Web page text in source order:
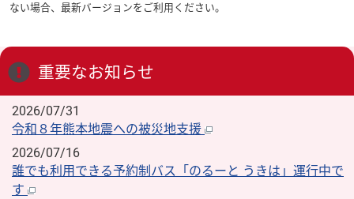
ない場合、最新バージョンをご利用ください。
重要なお知らせ
2026/07/31
令和８年熊本地震への被災地支援
2026/07/16
誰でも利用できる予約制バス「のるーと うきは」運行中で
す